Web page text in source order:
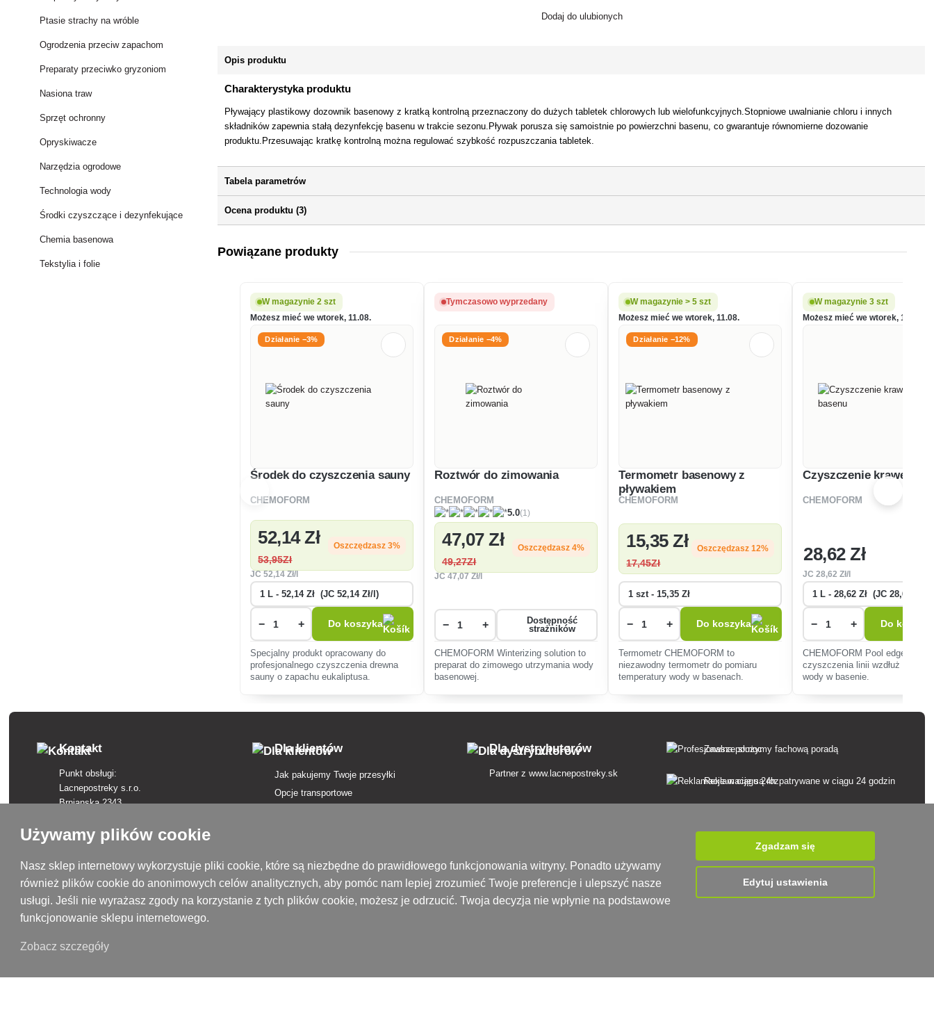
Ptasie strachy na wróble
Ogrodzenia przeciw zapachom
Preparaty przeciwko gryzoniom
Nasiona traw
Sprzęt ochronny
Opryskiwacze
Narzędzia ogrodowe
Technologia wody
Środki czyszczące i dezynfekujące
Chemia basenowa
Tekstylia i folie
Dodaj do ulubionych
Opis produktu
Charakterystyka produktu
Pływający plastikowy dozownik basenowy z kratką kontrolną przeznaczony do dużych tabletek chlorowych lub wielofunkcyjnych.Stopniowe uwalnianie chloru i innych
składników zapewnia stałą dezynfekcję basenu w trakcie sezonu.Pływak porusza się samoistnie po powierzchni basenu, co gwarantuje równomierne dozowanie
produktu.Przesuwając kratkę kontrolną można regulować szybkość rozpuszczania tabletek.
Tabela parametrów
Ocena produktu (3)
Powiązane produkty
W magazynie 2 szt
Możesz mieć we wtorek, 11.08.
Działanie −3%
Środek do czyszczenia sauny
CHEMOFORM
52,14 Zł
53,95Zł
Oszczędzasz 3%
JC52,14 Zł/l
− + Do koszyka
Specjalny produkt opracowany do
profesjonalnego czyszczenia drewna
sauny o zapachu eukaliptusa.
Tymczasowo wyprzedany
Działanie −4%
Roztwór do zimowania
CHEMOFORM
5.0(1)
47,07 Zł
49,27Zł
Oszczędzasz 4%
JC47,07 Zł/l
− +
Dostępność
strażników
CHEMOFORM Winterizing solution to
preparat do zimowego utrzymania wody
basenowej.
W magazynie > 5 szt
Możesz mieć we wtorek, 11.08.
Działanie −12%
Termometr basenowy z
pływakiem
CHEMOFORM
15,35 Zł
17,45Zł
Oszczędzasz 12%
− + Do koszyka
Termometr CHEMOFORM to
niezawodny termometr do pomiaru
temperatury wody w basenach.
W magazynie 3 szt
Możesz mieć we wtorek, 11.08.
Czyszczenie krawędzi
CHEMOFORM
28,62 Zł
JC28,62 Zł/l
− + Do
CHEMOFORM Pool edge
czyszczenia linii wzdłuż
wody w basenie.
Kontakt
Punkt obsługi:
Lacnepostreky s.r.o.
Brnianska 2343
+421 915 420 295
kontakt@lacnepostreky.sk
Pon - Pt 9:00 - 16:00
Siedziba firmy:
Lacnepostreky s.r.o.
831 54 Bratislava, Słowacja
Dla klientów
Jak pakujemy Twoje przesyłki
Opcje transportowe
Odstąpienie od umowy tutaj
Ubezpieczenie przesyłki
Polityka prywatności
Dla dystrybutorów
Partner zwww.lacnepostreky.sk
Zawsze służymy fachową poradą
Reklamacje są rozpatrywane w ciągu 24 godzin
Dostawa w ciągu 24 godzin od poniedziałku do
piątku
Używamy plików cookie
Nasz sklep internetowy wykorzystuje pliki cookie, które są niezbędne do prawidłowego funkcjonowania witryny. Ponadto używamy
również plików cookie do anonimowych celów analitycznych, aby pomóc nam lepiej zrozumieć Twoje preferencje i ulepszyć nasze
usługi. Jeśli nie wyrażasz zgody na korzystanie z tych plików cookie, możesz je odrzucić. Twoja decyzja nie wpłynie na podstawowe
funkcjonowanie sklepu internetowego.
Zobacz szczegóły
Zgadzam się
Edytuj ustawienia